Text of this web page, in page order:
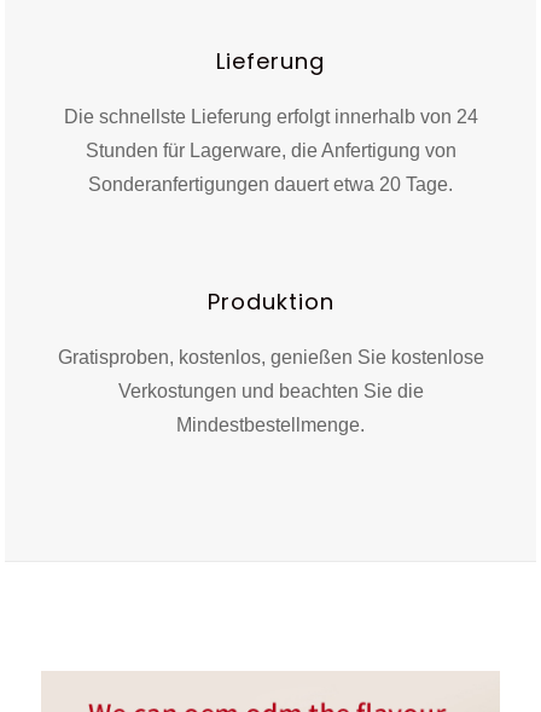
Lieferung
Die schnellste Lieferung erfolgt innerhalb von 24
Stunden für Lagerware, die Anfertigung von
Sonderanfertigungen dauert etwa 20 Tage.
Produktion
Gratisproben, kostenlos, genießen Sie kostenlose
Verkostungen und beachten Sie die
Mindestbestellmenge.